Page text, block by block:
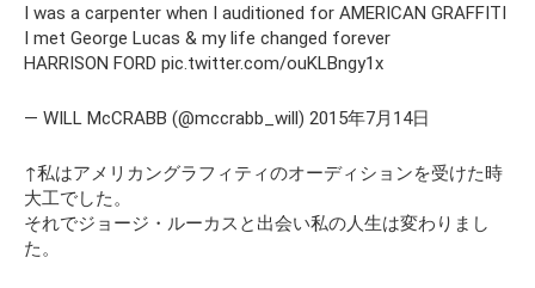
I was a carpenter when I auditioned for AMERICAN GRAFFITI
I met George Lucas & my life changed forever
HARRISON FORD pic.twitter.com/ouKLBngy1x
— WILL McCRABB (@mccrabb_will) 2015年7月14日
↑私はアメリカングラフィティのオーディションを受けた時
大工でした。
それでジョージ・ルーカスと出会い私の人生は変わりまし
た。